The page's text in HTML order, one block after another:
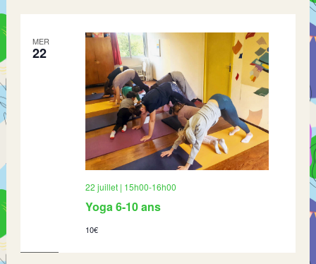
MER
22
Yoga 6-10 ans
22 juillet | 15h00-16h00
10€